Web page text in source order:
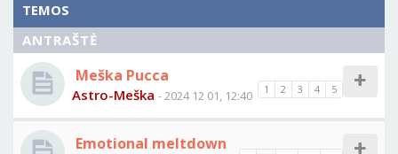
TEMOS
ANTRAŠTĖ
Meška Pucca
1 2 3 4 5
Astro-Meška - 2024 12 01, 12:40
Emotional meltdown